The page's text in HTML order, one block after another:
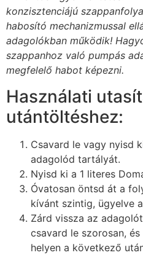
konzisztenciájú
habosító mechanizmussal
adagolókban működik!
szappanhoz való pumpás
megfelelő habot képezni.
Használati
utántöltéshez:
Csavard le vagy nyisd
adagolód tartályát.
Nyisd ki a 1 literes
Óvatosan öntsd át a
kívánt szintig, ügyelve
Zárd vissza az
csavard le szorosan,
helyen a következő